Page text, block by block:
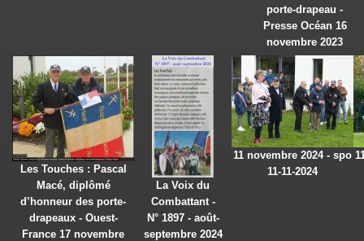
porte-drapeau -
Presse Océan 16
novembre 2023
Les Touches : Pascal
Macé, diplômé
d’honneur des porte-
drapeaux - Ouest-
France 17 novembre
La Voix du
Combattant -
N° 1897 - août-
septembre 2024
11 novembre 2024 - spo
11-11-2024